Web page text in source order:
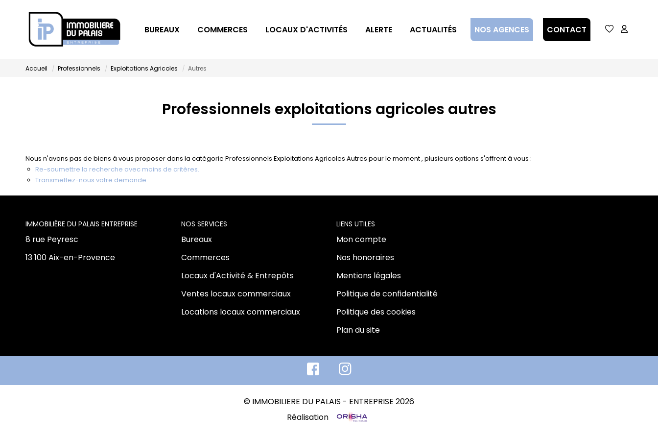
BUREAUX COMMERCES LOCAUX D'ACTIVITÉS ALERTE ACTUALITÉS NOS AGENCES CONTACT
Accueil Professionnels Exploitations Agricoles Autres
Professionnels exploitations agricoles autres
Nous n'avons pas de biens à vous proposer dans la catégorie Professionnels Exploitations Agricoles Autres pour le moment , plusieurs options s'offrent à vous :
Re-soumettre la recherche avec moins de critères.
Transmettez-nous votre demande
L'AGENCE
8 rue Peyresc
13 100 Aix-en-Provence
NOS SERVICES
Bureaux
Commerces
Locaux d'Activité & Entrepôts
Ventes locaux commerciaux
Locations locaux commerciaux
LIENS UTILES
Mon compte
Nos honoraires
Mentions légales
Politique de confidentialité
Politique des cookies
Plan du site
© IMMOBILIERE DU PALAIS - ENTREPRISE 2026
Réalisation